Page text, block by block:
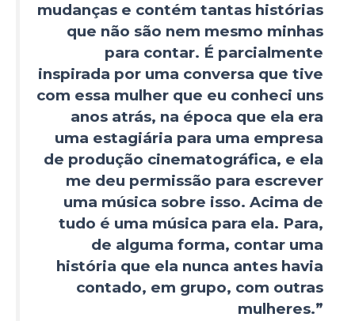
mudanças e contém tantas histórias
que não são nem mesmo minhas
para contar. É parcialmente
inspirada por uma conversa que tive
com essa mulher que eu conheci uns
anos atrás, na época que ela era
uma estagiária para uma empresa
de produção cinematográfica, e ela
me deu permissão para escrever
uma música sobre isso. Acima de
tudo é uma música para ela. Para,
de alguma forma, contar uma
história que ela nunca antes havia
contado, em grupo, com outras
mulheres.”